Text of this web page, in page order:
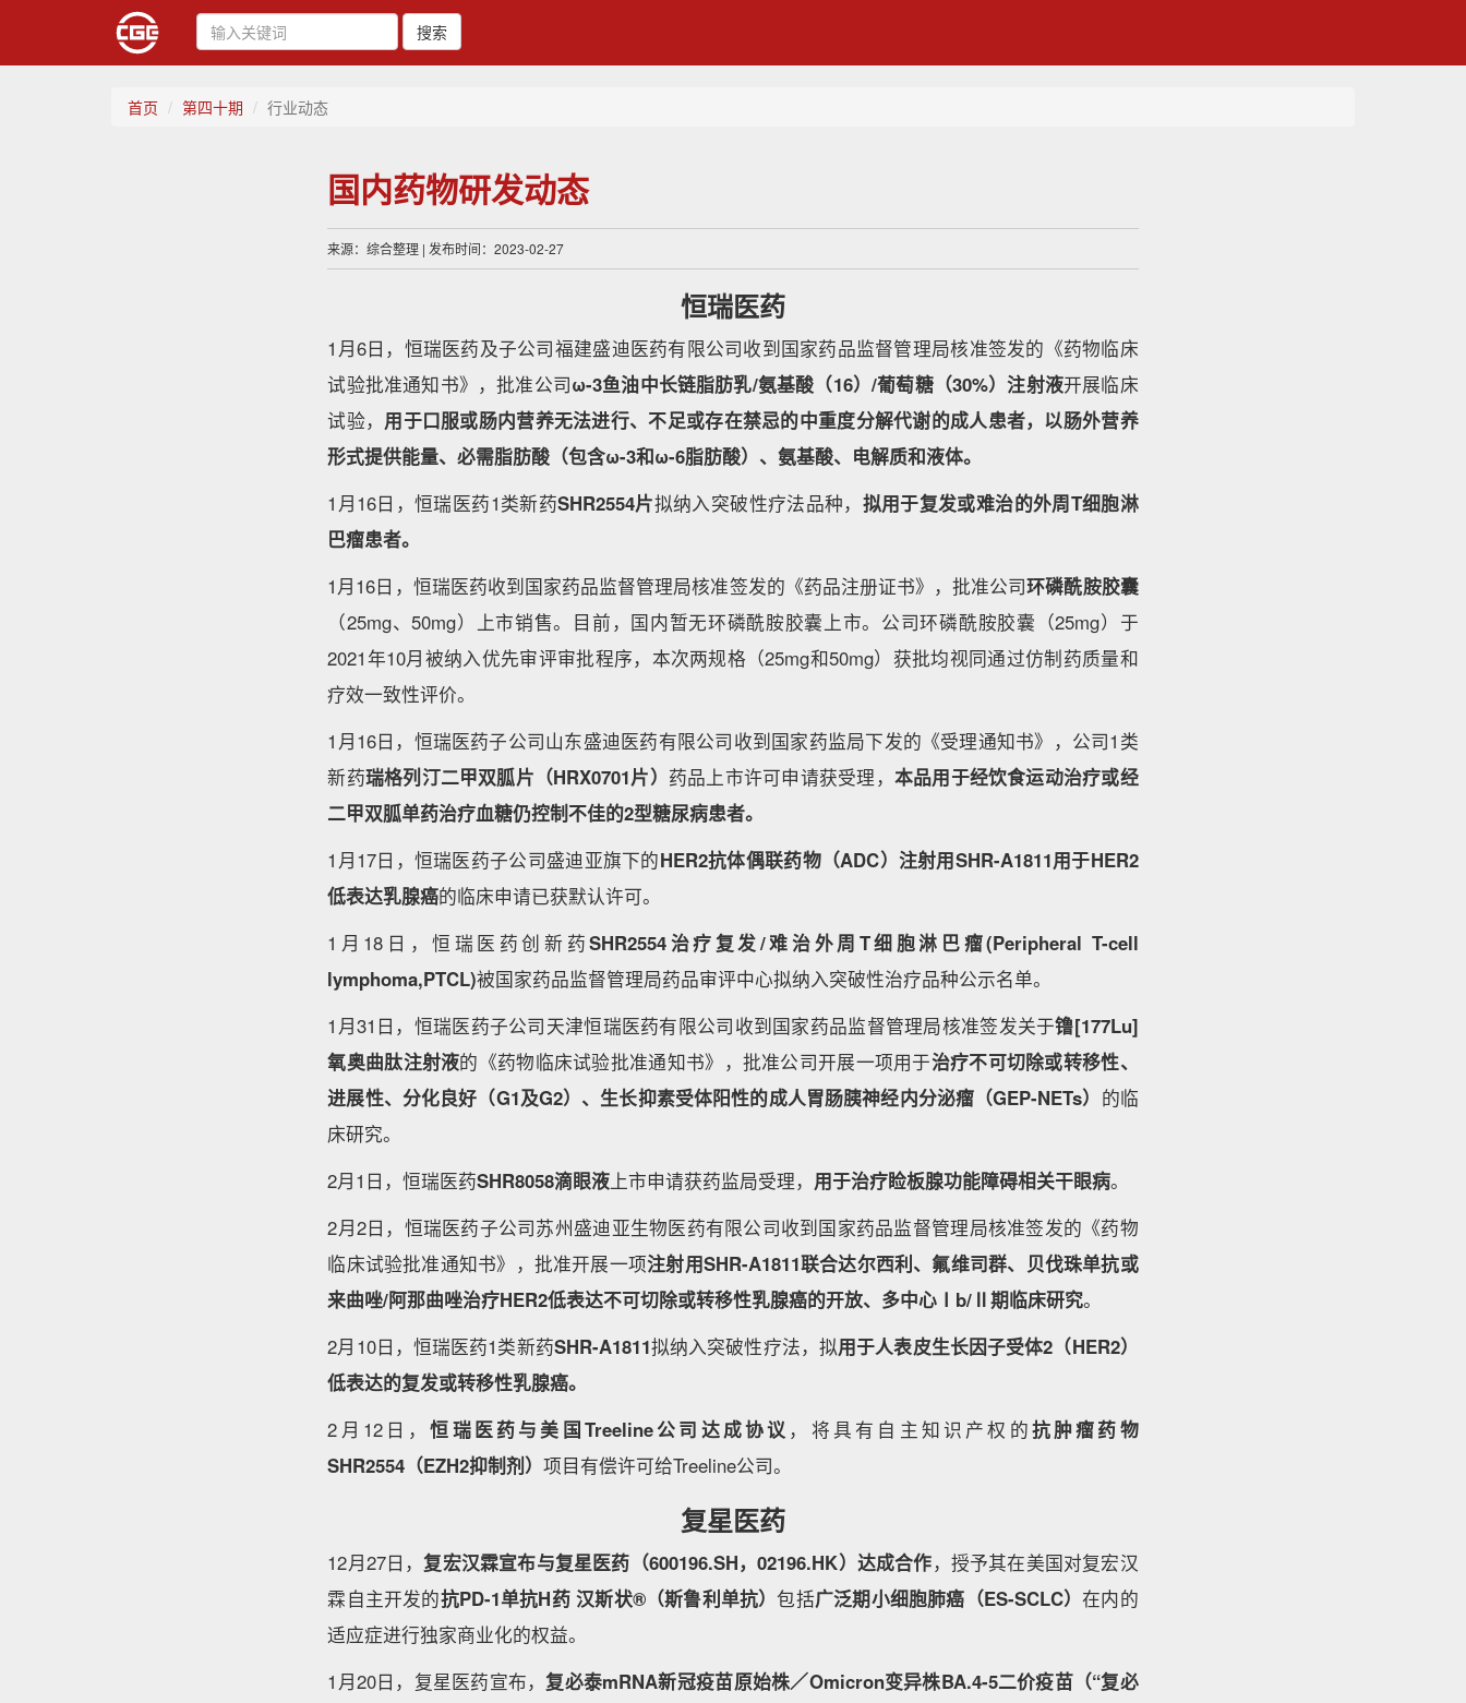
搜索
首页 第四十期 行业动态
国内药物研发动态
来源：综合整理 | 发布时间：2023-02-27
恒瑞医药
1月6日，恒瑞医药及子公司福建盛迪医药有限公司收到国家药品监督管理局核准签发的《药物临床
试验批准通知书》，批准公司ω-3鱼油中长链脂肪乳/氨基酸（16）/葡萄糖（30%）注射液开展临床
试验， 用于口服或肠内营养无法进行、不足或存在禁忌的中重度分解代谢的成人患者，以肠外营养
形式提供能量、必需脂肪酸（包含ω-3和ω-6脂肪酸）、氨基酸、电解质和液体。
1月16日，恒瑞医药1类新药SHR2554片拟纳入突破性疗法品种， 拟用于复发或难治的外周T细胞淋
巴瘤患者。
1月16日，恒瑞医药收到国家药品监督管理局核准签发的《药品注册证书》，批准公司环磷酰胺胶囊
（25mg、50mg）上市销售。目前，国内暂无环磷酰胺胶囊上市。公司环磷酰胺胶囊（25mg）于
2021年10月被纳入优先审评审批程序，本次两规格（25mg和50mg）获批均视同通过仿制药质量和
疗效一致性评价。
1月16日，恒瑞医药子公司山东盛迪医药有限公司收到国家药监局下发的《受理通知书》，公司1类
新药瑞格列汀二甲双胍片（HRX0701片） 药品上市许可申请获受理， 本品用于经饮食运动治疗或经
二甲双胍单药治疗血糖仍控制不佳的2型糖尿病患者。
1月17日，恒瑞医药子公司盛迪亚旗下的HER2抗体偶联药物（ADC）注射用SHR-A1811用于HER2
低表达乳腺癌的临床申请已获默认许可。
1月18日，恒瑞医药创新药SHR2554治疗复发/难治外周T细胞淋巴瘤(Peripheral T-cell
lymphoma,PTCL)被国家药品监督管理局药品审评中心拟纳入突破性治疗品种公示名单。
1月31日，恒瑞医药子公司天津恒瑞医药有限公司收到国家药品监督管理局核准签发关于镥[177Lu]
氧奥曲肽注射液的《药物临床试验批准通知书》，批准公司开展一项用于治疗不可切除或转移性、
进展性、分化良好（G1及G2）、生长抑素受体阳性的成人胃肠胰神经内分泌瘤（GEP-NETs） 的临
床研究。
2月1日，恒瑞医药SHR8058滴眼液上市申请获药监局受理， 用于治疗睑板腺功能障碍相关干眼病。
2月2日，恒瑞医药子公司苏州盛迪亚生物医药有限公司收到国家药品监督管理局核准签发的《药物
临床试验批准通知书》，批准开展一项注射用SHR-A1811联合达尔西利、氟维司群、贝伐珠单抗或
来曲唑/阿那曲唑治疗HER2低表达不可切除或转移性乳腺癌的开放、多中心Ⅰb/Ⅱ期临床研究。
2月10日，恒瑞医药1类新药SHR-A1811拟纳入突破性疗法，拟用于人表皮生长因子受体2（HER2）
低表达的复发或转移性乳腺癌。
2月12日，恒瑞医药与美国Treeline公司达成协议 ，将具有自主知识产权的抗肿瘤药物
SHR2554（EZH2抑制剂）项目有偿许可给Treeline公司。
复星医药
12月27日，复宏汉霖宣布与复星医药（600196.SH，02196.HK）达成合作，授予其在美国对复宏汉
霖自主开发的抗PD-1单抗H药 汉斯状®（斯鲁利单抗）包括广泛期小细胞肺癌（ES-SCLC）在内的
适应症进行独家商业化的权益。
1月20日，复星医药宣布，复必泰mRNA新冠疫苗原始株／Omicron变异株BA.4-5二价疫苗（“复必